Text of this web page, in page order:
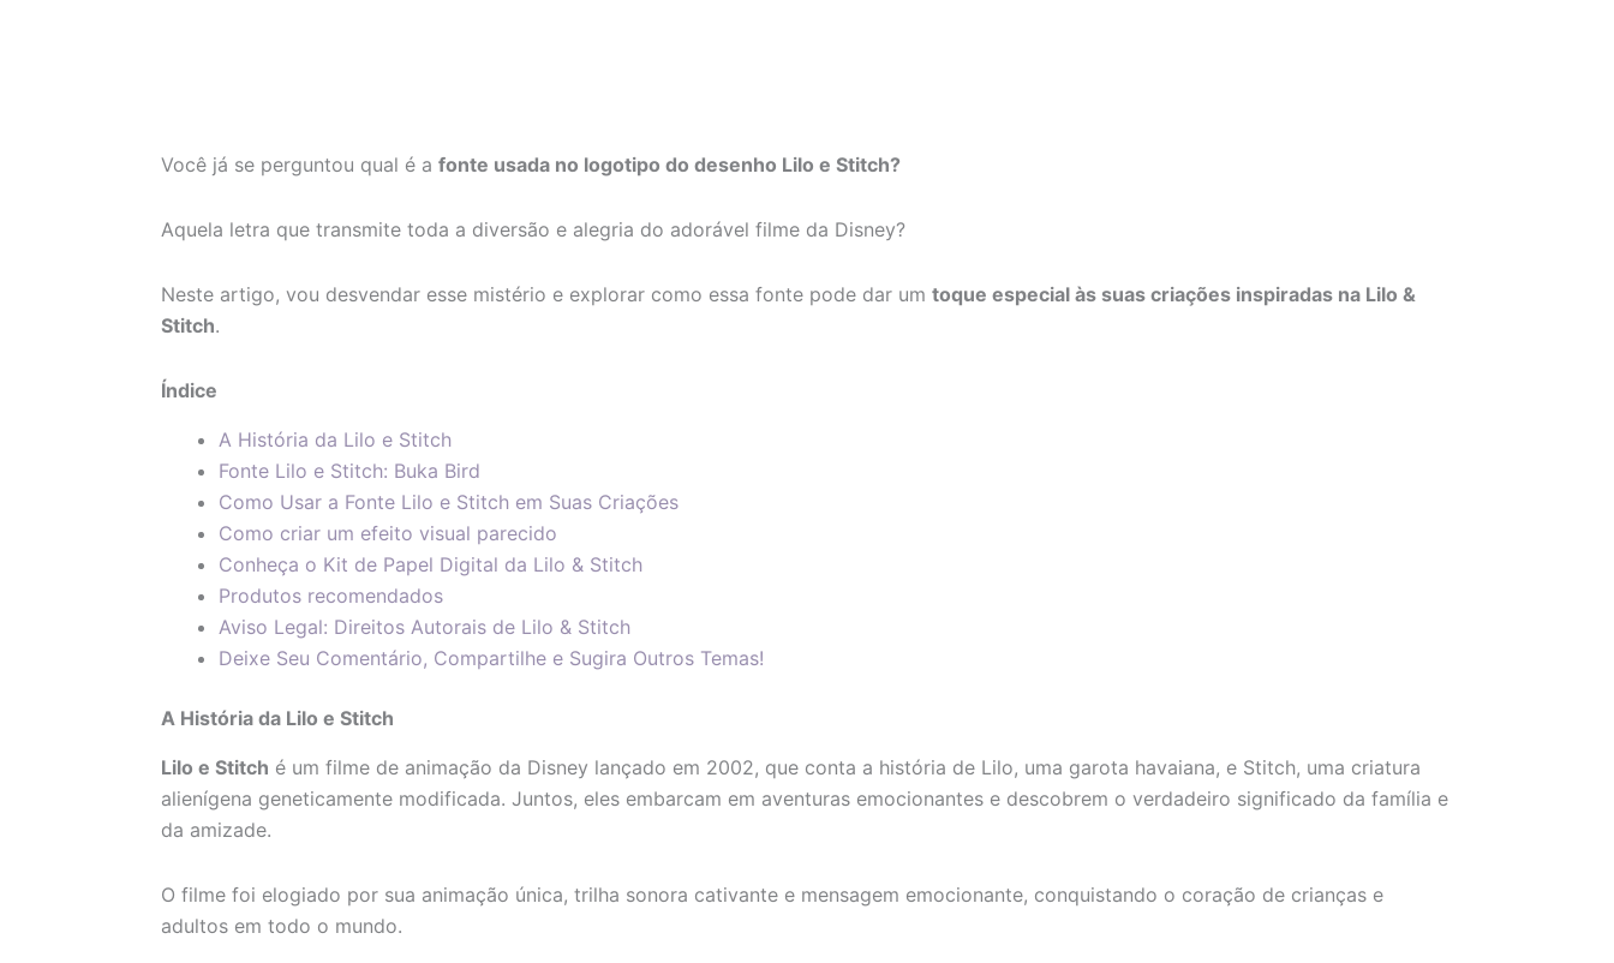
Você já se perguntou qual é afonte usada no logotipo do desenho Lilo e Stitch?
Aquela letra que transmite toda a diversão e alegria do adorável filme da Disney?
Neste artigo, vou desvendar esse mistério e explorar como essa fonte pode dar umtoque especial às suas criações inspiradas na Lilo &
Stitch.
Índice
A História da Lilo e Stitch
Fonte Lilo e Stitch: Buka Bird
Como Usar a Fonte Lilo e Stitch em Suas Criações
Como criar um efeito visual parecido
Conheça o Kit de Papel Digital da Lilo & Stitch
Produtos recomendados
Aviso Legal: Direitos Autorais de Lilo & Stitch
Deixe Seu Comentário, Compartilhe e Sugira Outros Temas!
A História da Lilo e Stitch
Lilo e Stitch é um filme de animação da Disney lançado em 2002, que conta a história de Lilo, uma garota havaiana, e Stitch, uma criatura
alienígena geneticamente modificada. Juntos, eles embarcam em aventuras emocionantes e descobrem o verdadeiro significado da família e
da amizade.
O filme foi elogiado por sua animação única, trilha sonora cativante e mensagem emocionante, conquistando o coração de crianças e
adultos em todo o mundo.